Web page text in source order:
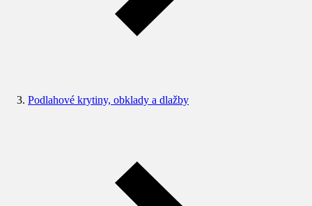
Podlahové krytiny, obklady a dlažby